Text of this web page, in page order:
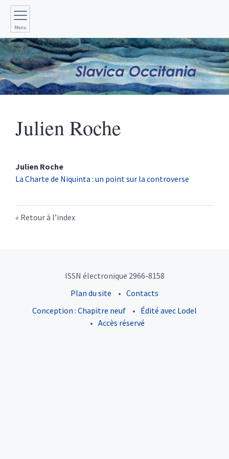
Menu
JulienRoche
Julien Roche
La Charte de Niquinta : un point sur la controverse
Retour à l’index
ISSN électronique 2966-8158
Plan du site
Contacts
Conception : Chapitre neuf
Édité avec Lodel
Accès réservé